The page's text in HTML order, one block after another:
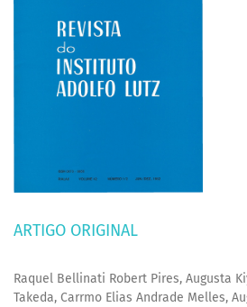
ARTIGO ORIGINAL
Raquel Bellinati Robert Pires, Augusta
Takeda, Carrmo Elias Andrade Melles,